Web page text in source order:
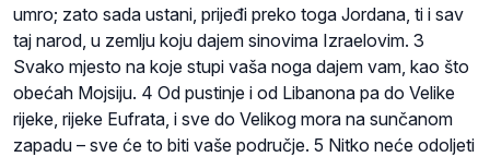
umro; zato sada ustani, prijeđi preko toga Jordana, ti i sav
taj narod, u zemlju koju dajem sinovima Izraelovim. 3
Svako mjesto na koje stupi vaša noga dajem vam, kao što
obećah Mojsiju. 4 Od pustinje i od Libanona pa do Velike
rijeke, rijeke Eufrata, i sve do Velikog mora na sunčanom
zapadu – sve će to biti vaše područje. 5 Nitko neće odoljeti